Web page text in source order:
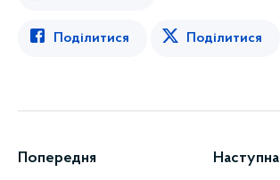
Поділитися Поділитися
Попередня Наступна